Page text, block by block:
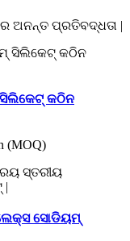
ଅନନ୍ତ ପ୍ରତିବଦ୍ଧତା |
କଠିନ
(MOQ)
ସୋଡିୟମ୍